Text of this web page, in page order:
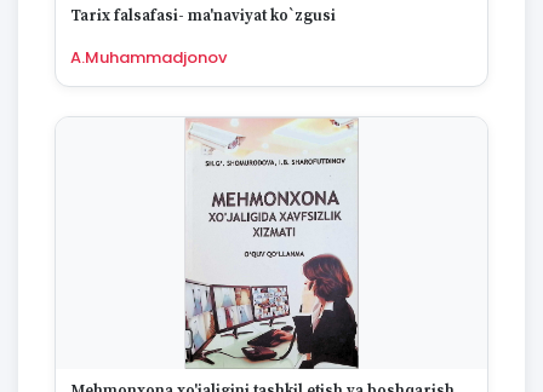
Tarix falsafasi- ma'naviyat ko`zgusi
A.Muhammadjonov